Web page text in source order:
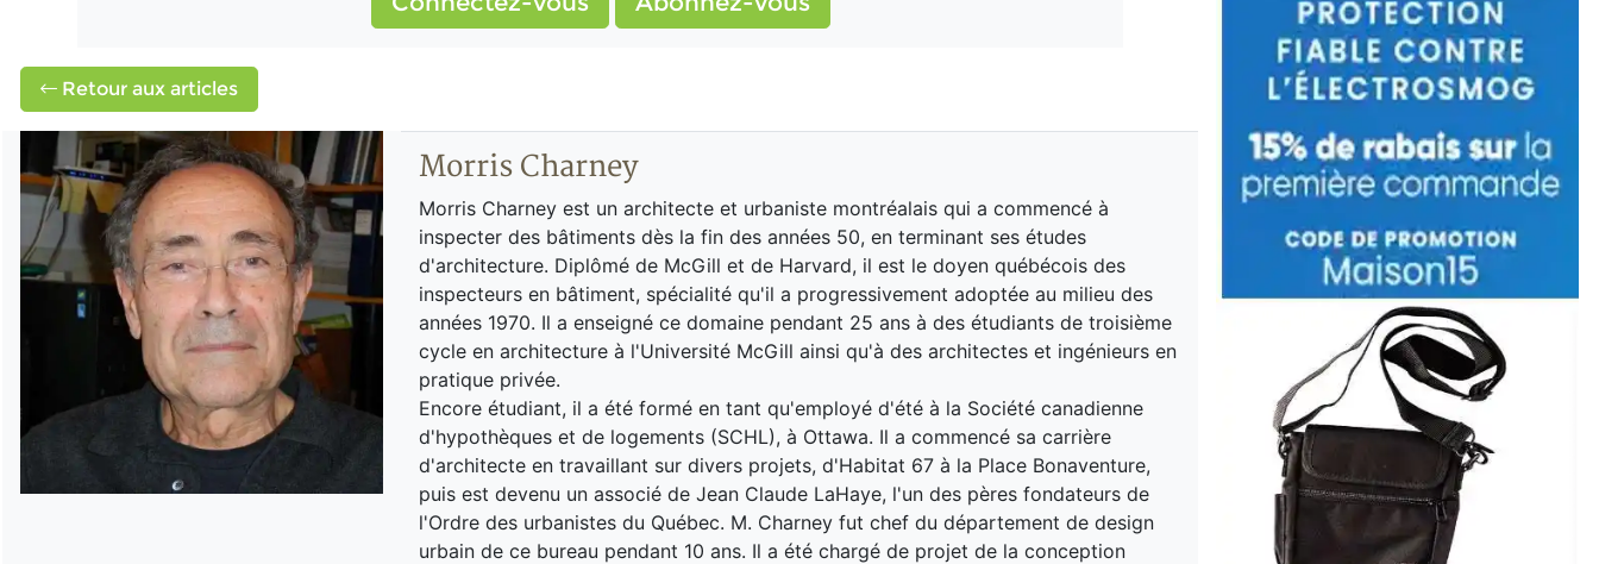
Retour aux articles
Morris Charney
Morris Charney est un architecte et urbaniste montréalais qui a commencé à
inspecter des bâtiments dès la fin des années 50, en terminant ses études
d'architecture. Diplômé de McGill et de Harvard, il est le doyen québécois des
inspecteurs en bâtiment, spécialité qu'il a progressivement adoptée au milieu des
années 1970. Il a enseigné ce domaine pendant 25 ans à des étudiants de troisième
cycle en architecture à l'Université McGill ainsi qu'à des architectes et ingénieurs en
pratique privée.
Encore étudiant, il a été formé en tant qu'employé d'été à la Société canadienne
d'hypothèques et de logements (SCHL), à Ottawa. Il a commencé sa carrière
d'architecte en travaillant sur divers projets, d'Habitat 67 à la Place Bonaventure,
puis est devenu un associé de Jean Claude LaHaye, l'un des pères fondateurs de
l'Ordre des urbanistes du Québec. M. Charney fut chef du département de design
urbain de ce bureau pendant 10 ans. Il a été chargé de projet de la conception